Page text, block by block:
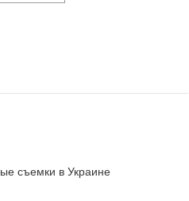
съемки в Украине